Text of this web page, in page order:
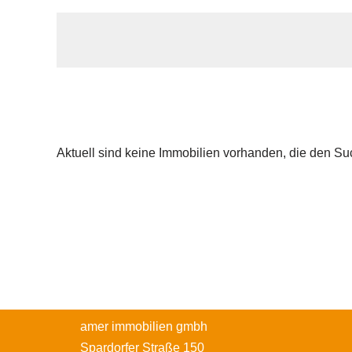
Aktuell sind keine Immobilien vorhanden, die den
amer immobilien gmbh
Spardorfer Straße 150